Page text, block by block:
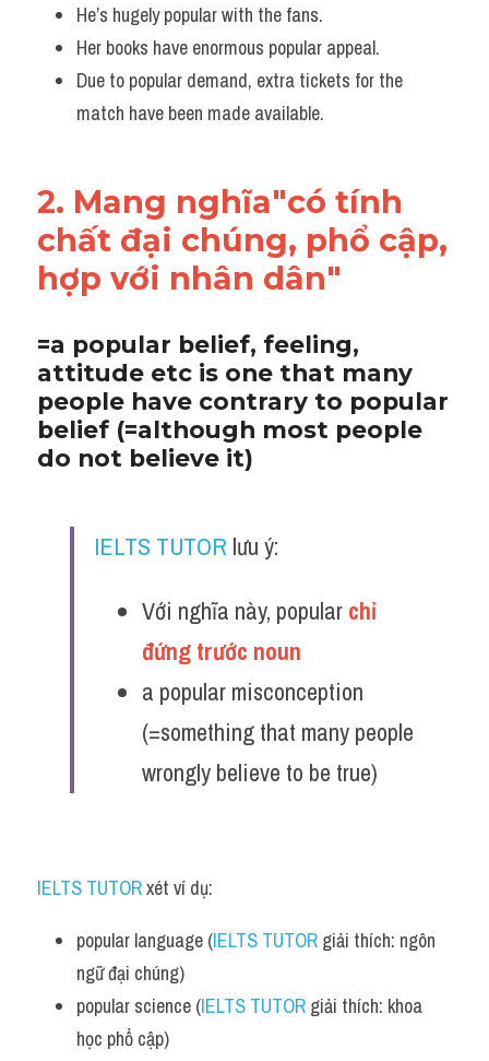
He’s hugely popular with the fans.
Her books have enormous popular appeal.
Due to popular demand, extra tickets for the
match have been made available.
2. Mang nghĩa"có tính
chất đại chúng, phổ cập,
hợp với nhân dân"
=a popular belief, feeling,
attitude etc is one that many
people have contrary to popular
belief (=although most people
do not believe it)
IELTS TUTOR lưu ý:
Với nghĩa này, popular chỉ
đứng trước noun
a popular misconception
(=something that many people
wrongly believe to be true)
IELTS TUTOR xét ví dụ:
popular language (IELTS TUTOR giải thích: ngôn
ngữ đại chúng)
popular science (IELTS TUTOR giải thích: khoa
học phổ cập)